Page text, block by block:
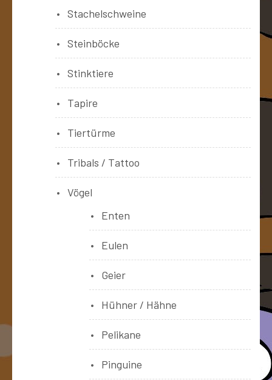
Stachelschweine
Steinböcke
Stinktiere
Tapire
Tiertürme
Tribals / Tattoo
Vögel
Enten
Eulen
Geier
Hühner / Hähne
Pelikane
Pinguine